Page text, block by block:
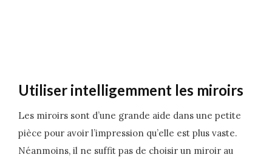
Utiliser intelligemment les miroirs
Les miroirs sont d’une grande aide dans une petite
pièce pour avoir l’impression qu’elle est plus vaste.
Néanmoins, il ne suffit pas de choisir un miroir au